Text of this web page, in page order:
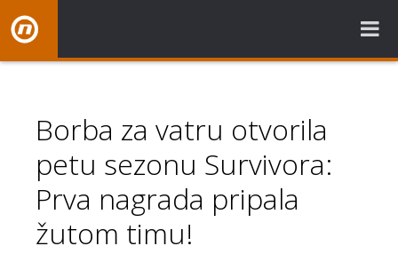
Borba za vatru otvorila
petu sezonu Survivora:
Prva nagrada pripala
žutom timu!